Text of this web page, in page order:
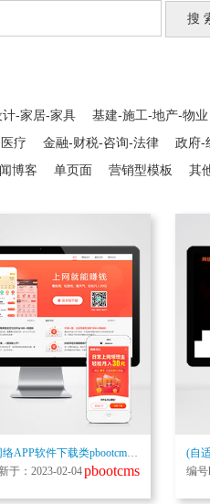
-家居-家具 基建-施工-地产-物业
疗 金融-财税-咨询-法律 政府-
博客 单页面 营销型模板 其
(PC+WAP)网络APP软件下载类pbootcms网站模板 APP应用软件官网网站源码下载
于：2023-02-04pbootcms
编号